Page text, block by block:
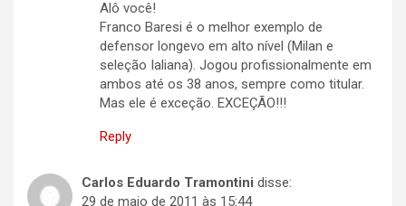
Alô você!
Franco Baresi é o melhor exemplo de
defensor longevo em alto nível (Milan e
seleção Ialiana). Jogou profissionalmente em
ambos até os 38 anos, sempre como titular.
Mas ele é exceção. EXCEÇÃO!!!
Reply
Carlos Eduardo Tramontini disse:
29 de maio de 2011 às 15:44